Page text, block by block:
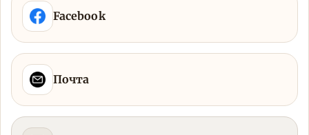
Facebook
Почта